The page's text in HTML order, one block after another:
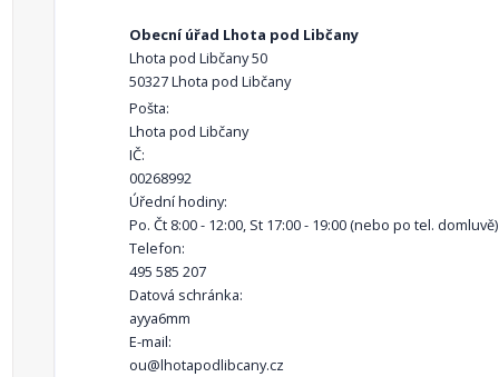
Obecní úřad Lhota pod Libčany
Lhota pod Libčany 50
50327 Lhota pod Libčany
Pošta:
Lhota pod Libčany
IČ:
00268992
Úřední hodiny:
Po. Čt 8:00 - 12:00, St 17:00 - 19:00 (nebo po tel. domluvě)
Telefon:
495 585 207
Datová schránka:
ayya6mm
E-mail:
ou@lhotapodlibcany.cz